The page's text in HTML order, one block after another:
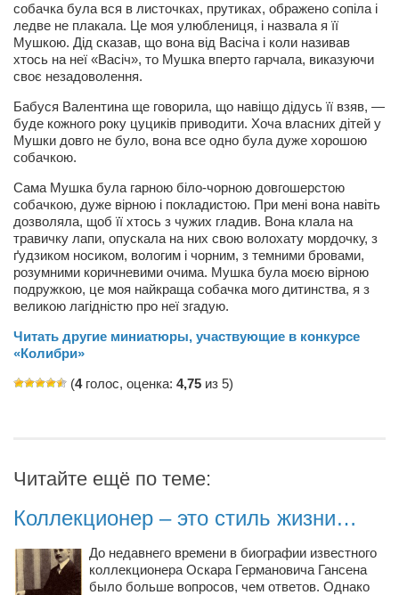
Лариса Ильченко
Орест Коваль
Тамара Кубракова
Елена Мельник
Вера Паненко
Сергей Шепилов
Актёры
Валентин Бурый
Артём Мяус
Александра Сокол
Барды
Александра Скорук
Евгений Полюхович
Ольга Чикина
Бизнес-партнёры
собачка була вся в листочках, прутиках, ображено сопіла і
ледве не плакала. Це моя улюблениця, і назвала я її
Мушкою. Дід сказав, що вона від Васіча і коли називав
хтось на неї «Васіч», то Мушка вперто гарчала, виказуючи
своє незадоволення.
Бабуся Валентина ще говорила, що навіщо дідусь її взяв, —
буде кожного року цуциків приводити. Хоча власних дітей у
Мушки довго не було, вона все одно була дуже хорошою
собачкою.
Сама Мушка була гарною біло-чорною довгошерстою
собачкою, дуже вірною і покладистою. При мені вона навіть
дозволяла, щоб її хтось з чужих гладив. Вона клала на
травичку лапи, опускала на них свою волохату мордочку, з
ґудзиком носиком, вологим і чорним, з темними бровами,
розумними коричневими очима. Мушка була моєю вірною
подружкою, це моя найкраща собачка мого дитинства, я з
великою лагідністю про неї згадую.
Читать другие миниатюры, участвующие в конкурсе
«Колибри»
(4голос, оценка: 4,75 из 5)
Читайте ещё по теме:
Коллекционер – это стиль жизни…
До недавнего времени в биографии известного
коллекционера Оскара Германовича Гансена
было больше вопросов, чем ответов. Однако